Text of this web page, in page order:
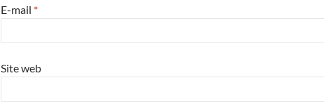
E-mail *
Site web